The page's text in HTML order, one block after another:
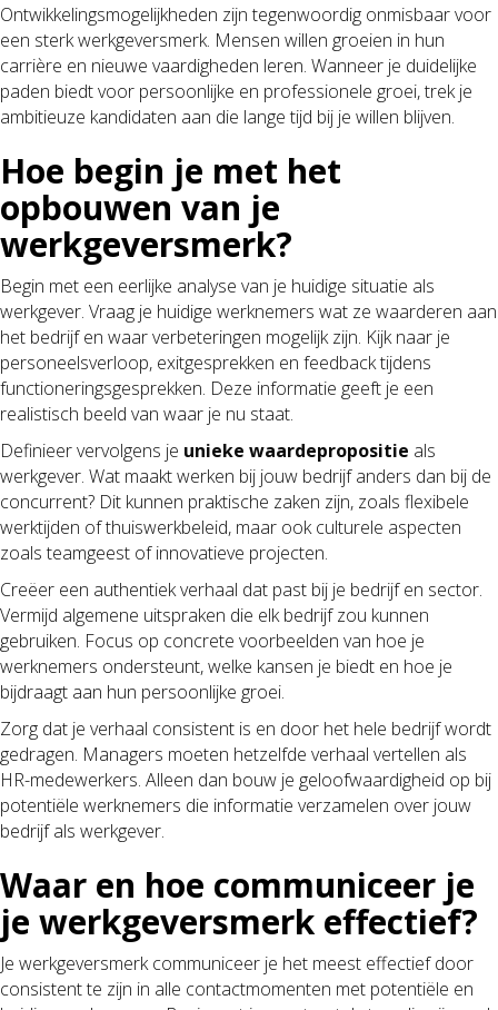
Ontwikkelingsmogelijkheden zijn tegenwoordig onmisbaar voor
een sterk werkgeversmerk. Mensen willen groeien in hun
carrière en nieuwe vaardigheden leren. Wanneer je duidelijke
paden biedt voor persoonlijke en professionele groei, trek je
ambitieuze kandidaten aan die lange tijd bij je willen blijven.
Hoe begin je met het
opbouwen van je
werkgeversmerk?
Begin met een eerlijke analyse van je huidige situatie als
werkgever. Vraag je huidige werknemers wat ze waarderen aan
het bedrijf en waar verbeteringen mogelijk zijn. Kijk naar je
personeelsverloop, exitgesprekken en feedback tijdens
functioneringsgesprekken. Deze informatie geeft je een
realistisch beeld van waar je nu staat.
Definieer vervolgens je unieke waardepropositie als
werkgever. Wat maakt werken bij jouw bedrijf anders dan bij de
concurrent? Dit kunnen praktische zaken zijn, zoals flexibele
werktijden of thuiswerkbeleid, maar ook culturele aspecten
zoals teamgeest of innovatieve projecten.
Creëer een authentiek verhaal dat past bij je bedrijf en sector.
Vermijd algemene uitspraken die elk bedrijf zou kunnen
gebruiken. Focus op concrete voorbeelden van hoe je
werknemers ondersteunt, welke kansen je biedt en hoe je
bijdraagt aan hun persoonlijke groei.
Zorg dat je verhaal consistent is en door het hele bedrijf wordt
gedragen. Managers moeten hetzelfde verhaal vertellen als
HR-medewerkers. Alleen dan bouw je geloofwaardigheid op bij
potentiële werknemers die informatie verzamelen over jouw
bedrijf als werkgever.
Waar en hoe communiceer je
je werkgeversmerk effectief?
Je werkgeversmerk communiceer je het meest effectief door
consistent te zijn in alle contactmomenten met potentiële en